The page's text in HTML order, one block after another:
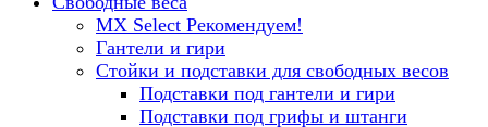
MX Select Рекомендуем!
Гантели и гири
Стойки и подставки для свободных весов
Подставки под гантели и гири
Подставки под грифы и штанги